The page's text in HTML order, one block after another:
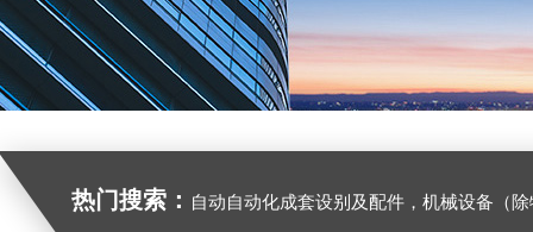
热门搜索： 自动自动化成套设别及配件，机械设备（除特种设备）及配件制造，加工（以上限分支机构经营），设计，批发，零售，模具，五金制品，工具加工（限分支机构经营），设计，批发，零售。五金交电，金属材料，金属制品，不锈钢制品，建筑材料，钢材，橡塑制品，环保设备，润滑剂，汽车配件，摩托车配件的批发，零售。（企业经营涉及行政许可的，凭许可证件经营）化成套设别及配件，机械设备（除特种设